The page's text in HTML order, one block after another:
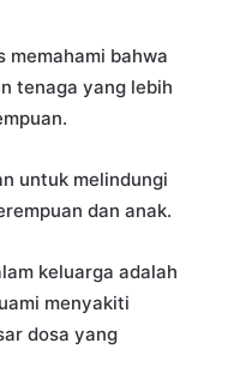
memahami bahwa
tenaga yang lebih
untuk melindungi
dan anak.
keluarga adalah
menyakiti
dosa yang